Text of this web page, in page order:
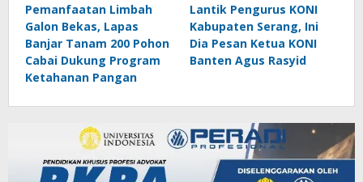
Pemanfaatan Limbah
Galon Bekas, Lapas
Banjar Tanam 200 Pohon
Cabai Dukung Program
Ketahanan Pangan
Lantik Pengurus KONI
Kabupaten Serang, Ini
Dia Pesan Ketua KONI
Banten Agus Rasyid